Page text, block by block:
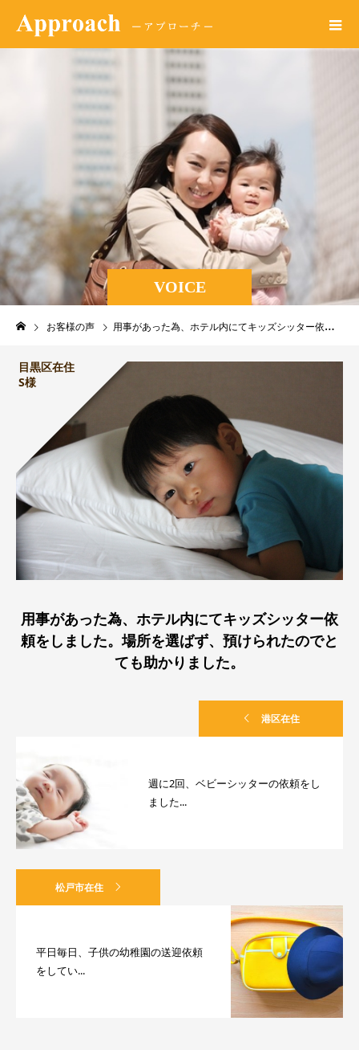
VOICE
お客様の声 用事があった為、ホテル内にてキッズシッター依頼をしました。場所を選ばず、預けられたのでとても助かりました。
目黒区在住
S様
用事があった為、ホテル内にてキッズシッター依
頼をしました。場所を選ばず、預けられたのでと
ても助かりました。
港区在住
週に2回、ベビーシッターの依頼をし
ました...
松戸市在住
平日毎日、子供の幼稚園の送迎依頼
をしてい...